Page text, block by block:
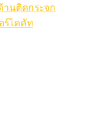
านติดกระจก
ร์ไดคัท